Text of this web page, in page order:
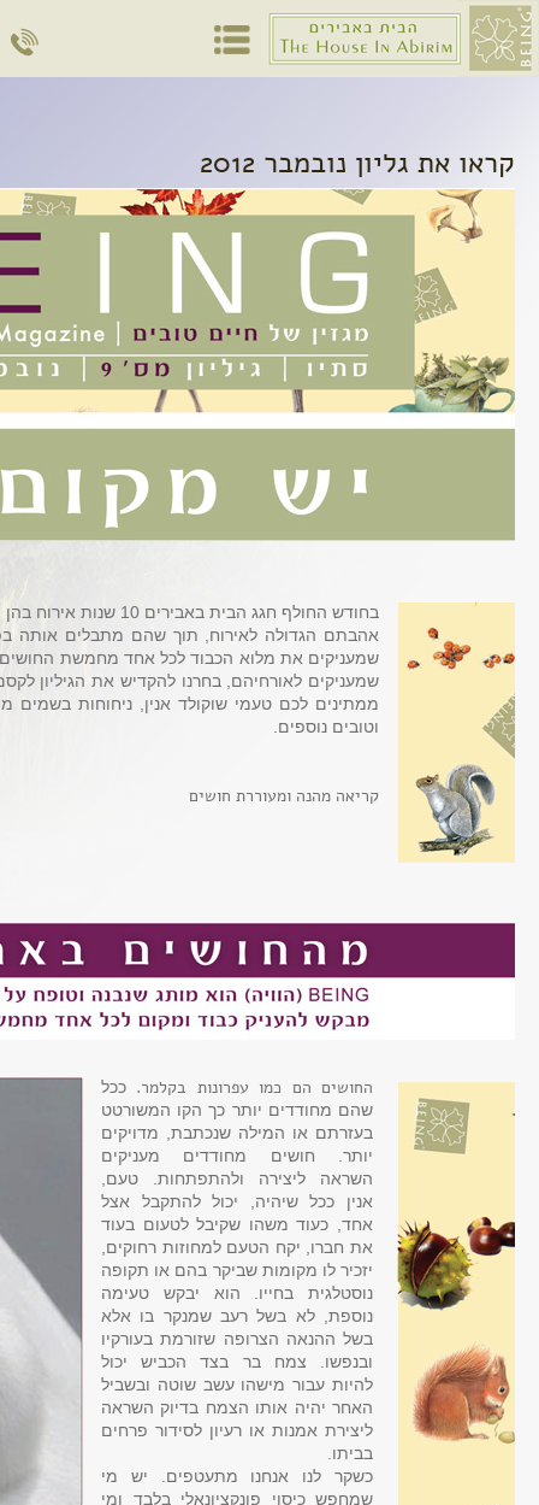
קראו את גליון נובמבר 2012
בחודש החולף חגג הבית
אהבתם הגדולה לאירוח, תוך שהם מתבלים אותה
שמעניקים את מלוא הכבוד לכל אחד מחמשת החושים
שמעניקים לאורחיהם, בחרנו להקדיש את הגיליון
ממתינים לכם טעמי שוקולד אנין, ניחוחות בשמים
וטובים נוספים.
קריאה מהנה ומעוררת חושים
החושים הם כמו עפרונות בקלמר. ככל
שהם מחודדים יותר כך הקו המשורטט
בעזרתם או המילה שנכתבת, מדויקים
יותר. חושים מחודדים מעניקים
השראה ליצירה ולהתפתחות. טעם,
אנין ככל שיהיה, יכול להתקבל אצל
אחד, כעוד משהו שקיבל לטעום בעוד
את חברו, יקח הטעם למחוזות רחוקים,
יזכיר לו מקומות שביקר בהם או תקופה
נוסטלגית בחייו. הוא יבקש טעימה
נוספת, לא בשל רעב שמנקר בו אלא
בשל ההנאה הצרופה שזורמת בעורקיו
ובנפשו. צמח בר בצד הכביש יכול
להיות עבור מישהו עשב שוטה ובשביל
האחר יהיה אותו הצמח בדיוק השראה
ליצירת אמנות או רעיון לסידור פרחים
בביתו.
‎כשקר לנו אנחנו מתעטפים. יש מי
שמחפש כיסוי פונקציונאלי בלבד ומי